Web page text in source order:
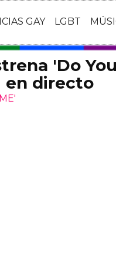
GAY LGBT
'Do
en directo